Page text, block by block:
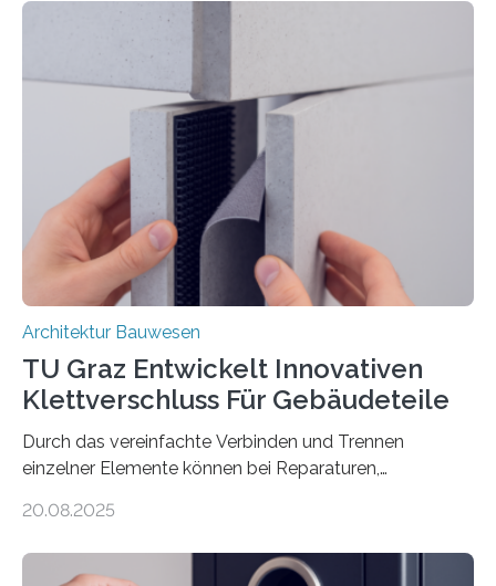
Ziel ist es, die Einsatzmöglichkeiten dieses innovativen
Textilbeton ist ein moderner Verbundwerkstoff, der aus
einer feinkörnigen Betonmatrix und einer textilen
Bewehrung besteht – meist aus Carbon-, Glas- oder
Basaltfasern. Anders als herkömmlicher Stahlbeton, bei
dem Stahlstäbe zur…
Architektur Bauwesen
TU Graz Entwickelt Innovativen
Klettverschluss Für Gebäudeteile
Durch das vereinfachte Verbinden und Trennen
einzelner Elemente können bei Reparaturen,
Material und Bauschutt eingespart werden. Ein
Projekt ReCon gemeinsam mit Unternehmenspartnern
20.08.2025